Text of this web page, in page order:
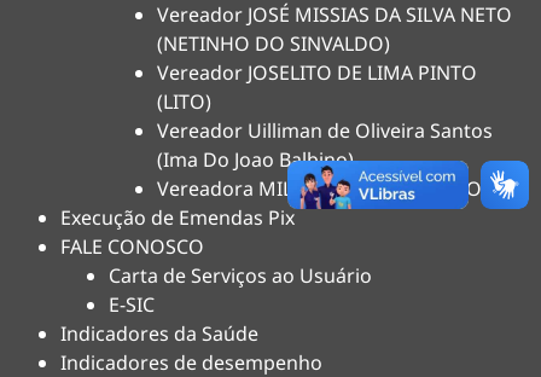
Vereador JOSÉ MISSIAS DA SILVA NETO
(NETINHO DO SINVALDO)
Vereador JOSELITO DE LIMA PINTO
(LITO)
Vereador Uilliman de Oliveira Santos
(Ima Do Joao Balbino)
Vereadora MILENA QUEIROZ DE SOUZA
Execução de Emendas Pix
FALE CONOSCO
Carta de Serviços ao Usuário
E-SIC
Indicadores da Saúde
Indicadores de desempenho